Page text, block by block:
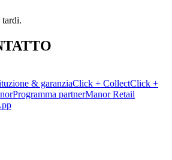
tardi.
& garanziaClick + CollectClick +
Programma partnerManor Retail